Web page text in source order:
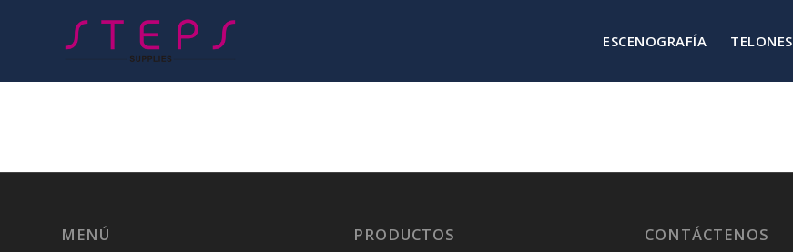
ESCENOGRAFÍA TELONES
MENÚ PRODUCTOS CONTÁCTENOS